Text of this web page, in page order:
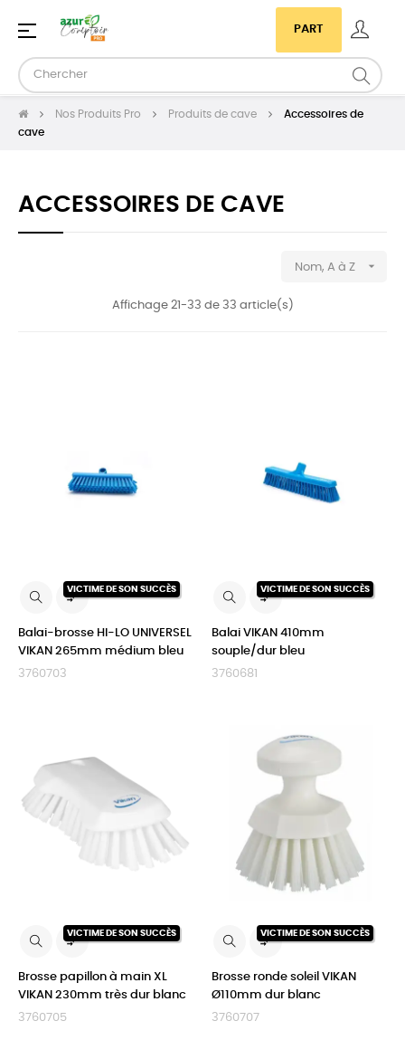
PART
Basculer
navigation
☰
Nos Produits Pro Produits de cave
Accessoires de
cave
ACCESSOIRES DE CAVE
Nom, A à Z 
Affichage 21-33 de 33 article(s)
VICTIME DE SON SUCCÈS

Balai-brosse HI-LO UNIVERSEL
VIKAN 265mm médium bleu
3760703
VICTIME DE SON SUCCÈS

Balai VIKAN 410mm
souple/dur bleu
3760681
VICTIME DE SON SUCCÈS

Brosse papillon à main XL
VIKAN 230mm très dur blanc
3760705
VICTIME DE SON SUCCÈS

Brosse ronde soleil VIKAN
Ø110mm dur blanc
3760707